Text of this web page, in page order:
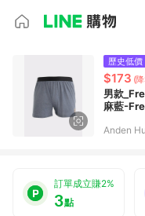
歷史低價
$173 (
男款
麻藍-
Anden
訂單成立賺2%
3點